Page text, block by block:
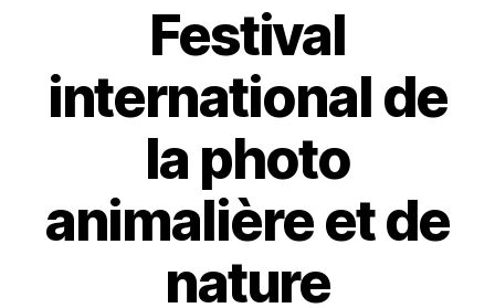
Festival
international de
la photo
animalière et de
nature